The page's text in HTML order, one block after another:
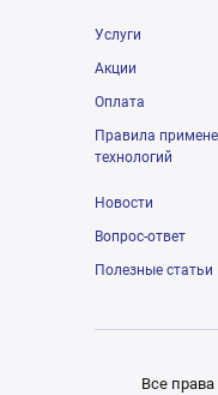
Услуги
Акции
Оплата
Правила
технологий
Новости
Вопрос-ответ
Полезные статьи
Все